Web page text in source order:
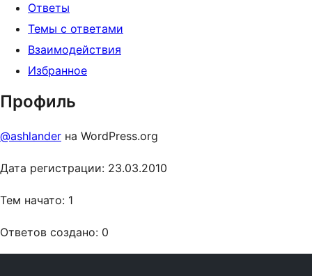
Ответы
Темы с ответами
Взаимодействия
Избранное
Профиль
@ashlander на WordPress.org
Дата регистрации: 23.03.2010
Тем начато: 1
Ответов создано: 0